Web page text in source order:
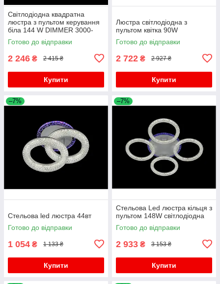
Світлодіодна квадратна
люстра з пультом керування
біла 144 W DIMMER 3000-
6000 H120*L450*W450
Готово до відправки
2 246 ₴ 2 415 ₴
Купити
Люстра світлодіодна з
пультом квітка 90W
Готово до відправки
2 722 ₴ 2 927 ₴
Купити
–7%
Стельова led люстра 44вт
Готово до відправки
1 054 ₴ 1 133 ₴
Купити
–7%
Стельова Led люстра кільця з
пультом 148W світлодіодна
Готово до відправки
2 933 ₴ 3 153 ₴
Купити